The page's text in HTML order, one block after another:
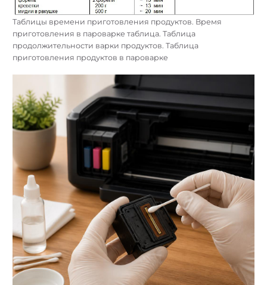
Таблицы времени приготовления продуктов. Время
приготовления в пароварке таблица. Таблица
продолжительности варки продуктов. Таблица
приготовления продуктов в пароварке